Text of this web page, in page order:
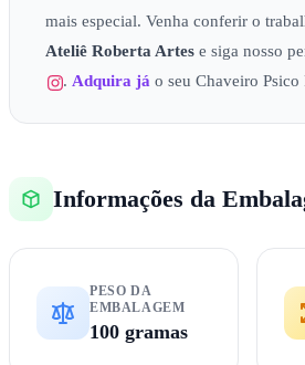
mais especial. Venha conferir o
Ateliê Roberta Artes e siga nosso
. Adquira já o seu Chaveiro
Informações da
PESO DA
EMBALAGEM
100 gramas